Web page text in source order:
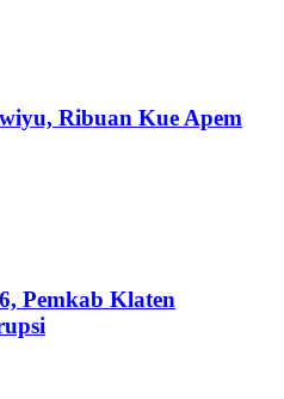
Ribuan Kue Apem
Pemkab Klaten